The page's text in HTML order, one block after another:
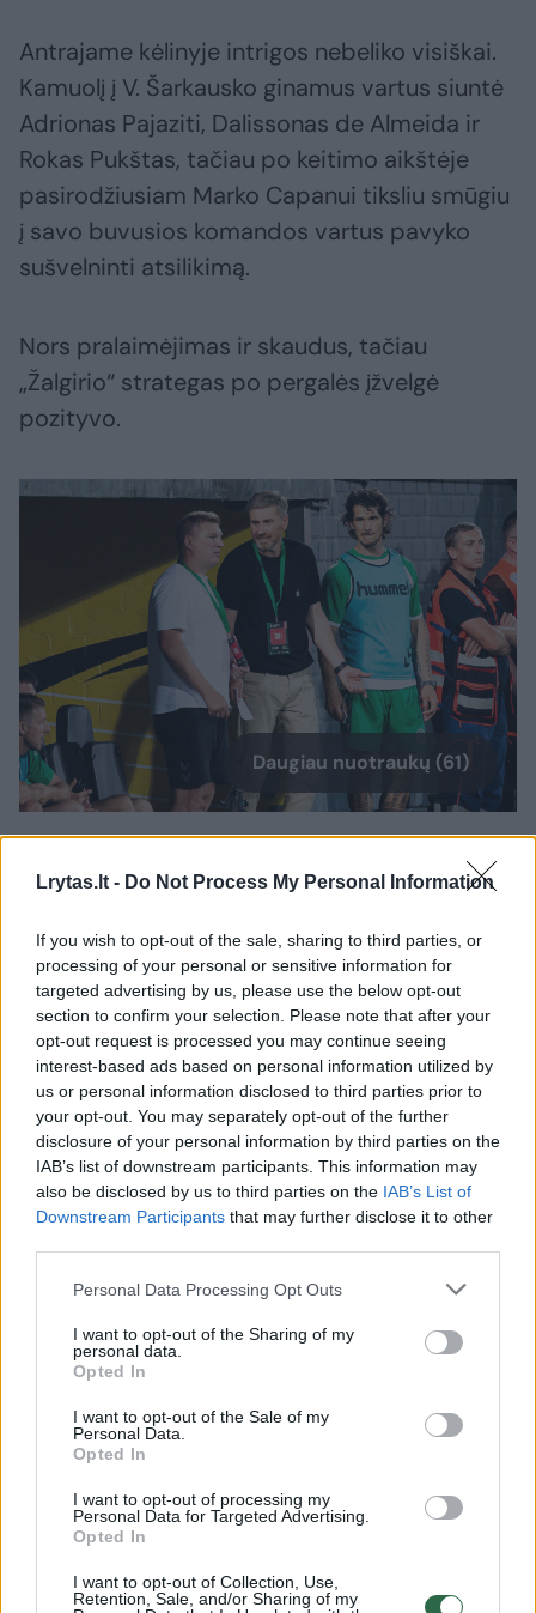
Lrytas.lt - Do Not Process My Personal Information
If you wish to opt-out of the sale, sharing to third parties, or
processing of your personal or sensitive information for
targeted advertising by us, please use the below opt-out
section to confirm your selection. Please note that after your
opt-out request is processed you may continue seeing
interest-based ads based on personal information utilized by
us or personal information disclosed to third parties prior to
your opt-out. You may separately opt-out of the further
disclosure of your personal information by third parties on the
IAB’s list of downstream participants. This information may
also be disclosed by us to third parties on the IAB’s List of
Downstream Participants that may further disclose it to other
Personal Data Processing Opt Outs
I want to opt-out of the Sharing of my
personal data.
Opted In
I want to opt-out of the Sale of my
Personal Data.
Opted In
I want to opt-out of processing my
Personal Data for Targeted Advertising.
Opted In
I want to opt-out of Collection, Use,
Retention, Sale, and/or Sharing of my
Antrajame kėlinyje intrigos nebeliko visiškai.
Kamuolį į V. Šarkausko ginamus vartus siuntė
Adrionas Pajaziti, Dalissonas de Almeida ir
Rokas Pukštas, tačiau po keitimo aikštėje
pasirodžiusiam Marko Capanui tiksliu smūgiu
į savo buvusios komandos vartus pavyko
sušvelninti atsilikimą.
Nors pralaimėjimas ir skaudus, tačiau
„Žalgirio“ strategas po pergalės įžvelgė
pozityvo.
Daugiau nuotraukų (61)
Andrius Skerla
J. Elinsko/ELTA nuotr.
„Pirmiausiai norėčiau padėkoti sirgaliams ir
žmonėms, kurie šiandien apsilankė stadione.
Nors ir atsilikinėjome, jie buvo garsūs ir
palaikė mus iki paskutinės minutės.
Kalbant apie rungtynes... Tai stipri komanda ir
šiandien tam tikruose dalykuose pamatėme
skirtumus – greiti, techniką, greitus
sprendimus ir efektyvumą. Šiandien
pamatėme daug gražių įvarčių.
Rezultatas 2:5 ne mūsų naudai, bet mačiau ir
tik gynėmės, mes norėjome atakuoti ir
susikūrėmė tikrai neblogų momentų bei
pelnėme 2 įvarčius. Tačiau gynyboje mes
klydome skaudžiai ir dėl to atsiranda įvarčiai“,
– kalbėjo A. Skerla.